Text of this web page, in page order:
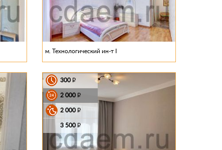
м. Технологический ин-т I
300 P
2 000 P
2 000 P
3 500 P